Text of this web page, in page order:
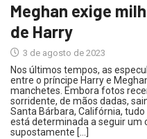
Meghan exige
de Harry
3 de agosto de 2023
Nos últimos tempos, as
entre o príncipe Harry e
manchetes. Embora fotos
sorridente, de mãos dadas,
Santa Bárbara, Califórnia,
está determinada a seguir um
supostamente […]